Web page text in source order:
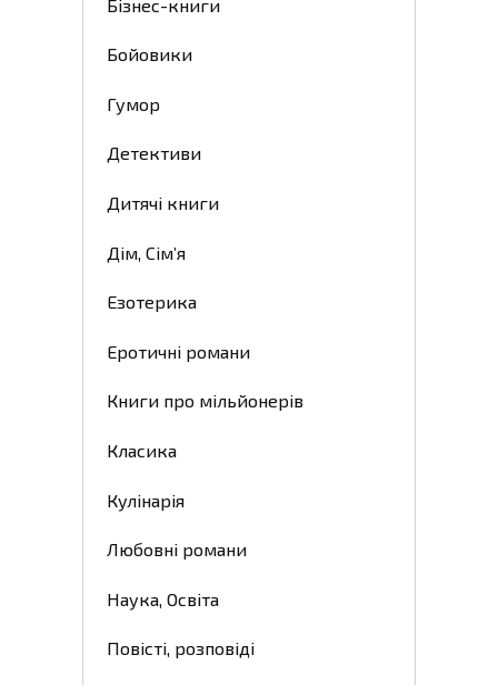
Бізнес-книги
Бойовики
Гумор
Детективи
Дитячі книги
Дім, Сім’я
Езотерика
Еротичні романи
Книги про мільйонерів
Класика
Кулінарія
Любовні романи
Наука, Освіта
Повісті, розповіді